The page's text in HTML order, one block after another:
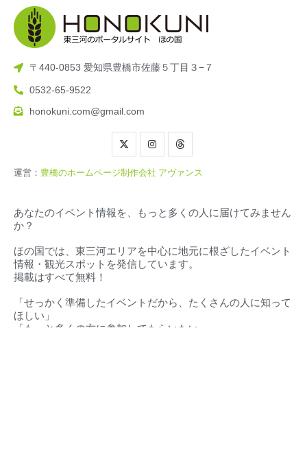
〒440-0853 愛知県豊橋市佐藤５丁目３−７
0532-65-9522
honokuni.com@gmail.com
運営： 豊橋のホームページ制作会社 アヴァンス
あなたのイベント情報を、もっと多くの人に届けてみません
か？
ほの国では、東三河エリアを中心に地元に根ざしたイベント
情報・観光スポットを発信しています。
掲載はすべて無料！
「せっかく準備したイベントだから、たくさんの人に知って
ほしい」
「もっと多くの方に参加してもらいたい」